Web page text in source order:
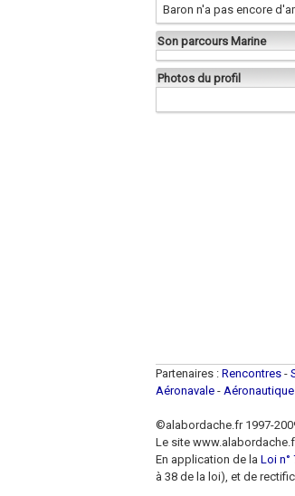
Baron n'a pas encore
Son parcours Marine
Photos du profil
Partenaires : Rencontres -
Aéronavale -
©alabordache.fr 1997-
Le site
En application de la Loi n°
à 38 de la loi), et de